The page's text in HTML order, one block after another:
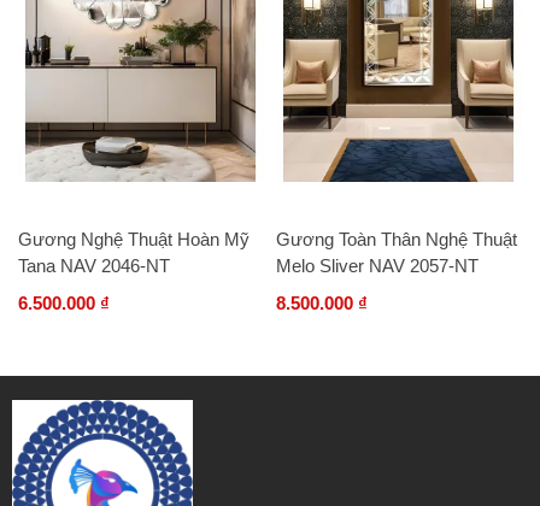
Gương Nghệ Thuật Hoàn Mỹ
Tana NAV 2046-NT
6.500.000 ₫
Gương Toàn Thân Nghệ Thuật
Melo Sliver NAV 2057-NT
8.500.000 ₫